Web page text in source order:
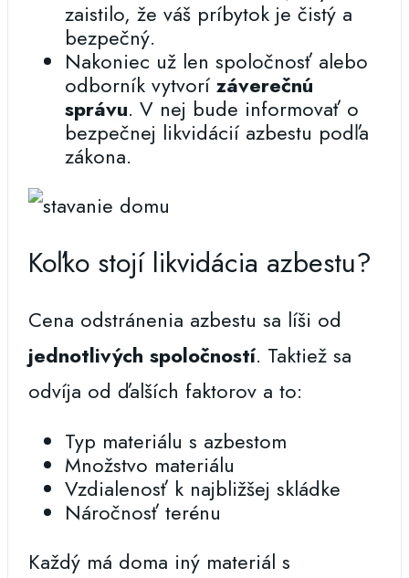
zaistilo, že váš príbytok je čistý a
bezpečný.
Nakoniec už len spoločnosť alebo
odborník vytvorí záverečnú
správu. V nej bude informovať o
bezpečnej likvidácií azbestu podľa
zákona.
Koľko stojí likvidácia azbestu?
Cena odstránenia azbestu sa líši od
jednotlivých spoločností. Taktiež sa
odvíja od ďalších faktorov a to:
Typ materiálu s azbestom
Množstvo materiálu
Vzdialenosť k najbližšej skládke
Náročnosť terénu
Každý má doma iný materiál s